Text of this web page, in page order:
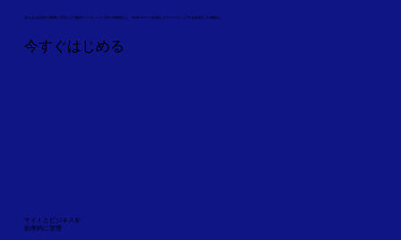
あらゆる目的や業種に対応した無料テンプレートが800種類以上。Web サイト作成をスピードアップする高度な AI 機能も。
今すぐはじめる
サイトとビジネスを
効率的に管理